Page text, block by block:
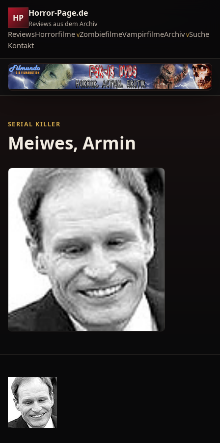
HP Horror-Page.de
Reviews aus dem Archiv
ReviewsHorrorfilme ZombiefilmeVampirfilmeArchiv Suche
Kontakt
SERIAL KILLER
Meiwes, Armin